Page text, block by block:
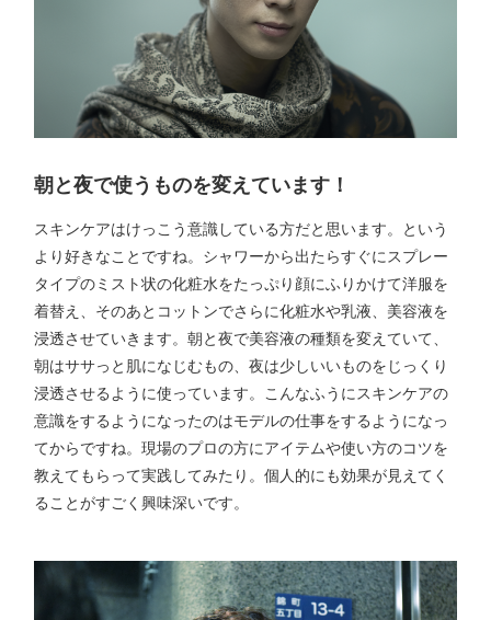
朝と夜で使うものを変えています！
スキンケアはけっこう意識している方だと思います。という
より好きなことですね。シャワーから出たらすぐにスプレー
タイプのミスト状の化粧水をたっぷり顔にふりかけて洋服を
着替え、そのあとコットンでさらに化粧水や乳液、美容液を
浸透させていきます。朝と夜で美容液の種類を変えていて、
朝はササっと肌になじむもの、夜は少しいいものをじっくり
浸透させるように使っています。こんなふうにスキンケアの
意識をするようになったのはモデルの仕事をするようになっ
てからですね。現場のプロの方にアイテムや使い方のコツを
教えてもらって実践してみたり。個人的にも効果が見えてく
ることがすごく興味深いです。